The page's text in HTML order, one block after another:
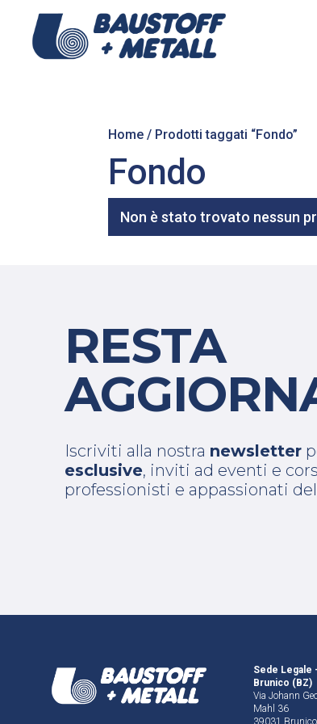
Home / Prodotti taggati “Fondo”
Fondo
Non è stato trovato nessun
RESTA
Iscriviti alla nostra newsletter
esclusive, inviti ad eventi e
professionisti e appassionati
Sede Legale
Brunico (BZ)
Via Johann
Mahl 36
39031